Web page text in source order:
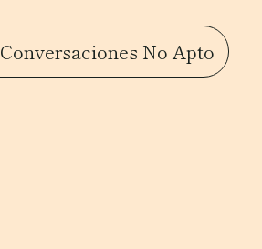
Conversaciones No Apto